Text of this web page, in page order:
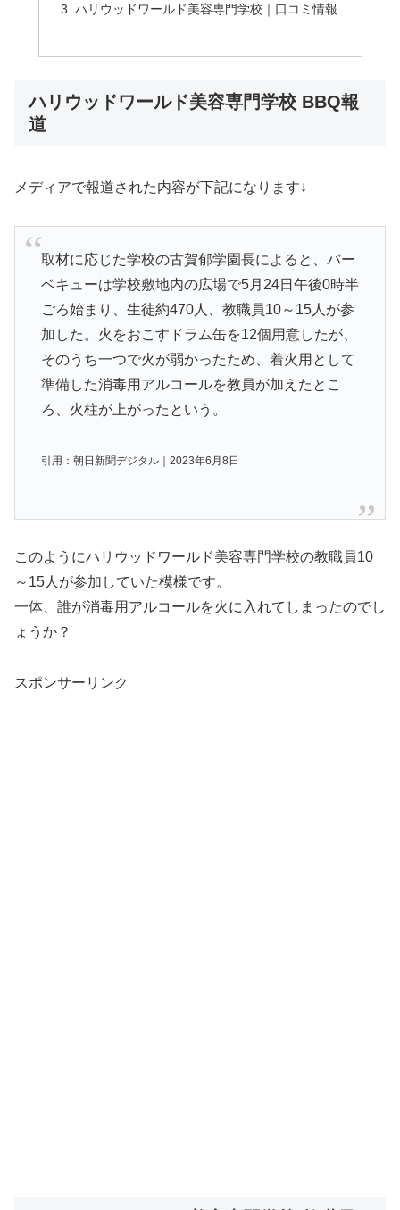
ハリウッドワールド美容専門学校｜口コミ情報
ハリウッドワールド美容専門学校 BBQ報
道
メディアで報道された内容が下記になります↓
取材に応じた学校の古賀郁学園長によると、バー
ベキューは学校敷地内の広場で5月24日午後0時半
ごろ始まり、生徒約470人、教職員10～15人が参
加した。火をおこすドラム缶を12個用意したが、
そのうち一つで火が弱かったため、着火用として
準備した消毒用アルコールを教員が加えたとこ
ろ、火柱が上がったという。
引用：朝日新聞デジタル｜2023年6月8日
このようにハリウッドワールド美容専門学校の教職員10
～15人が参加していた模様です。
一体、誰が消毒用アルコールを火に入れてしまったのでし
ょうか？
スポンサーリンク